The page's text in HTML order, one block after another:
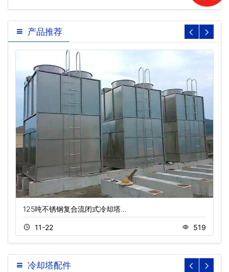
产品推荐
125吨不锈钢复合流闭式冷却塔…
11-22 519
冷却塔配件